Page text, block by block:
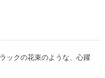
ックの花束のような、心躍